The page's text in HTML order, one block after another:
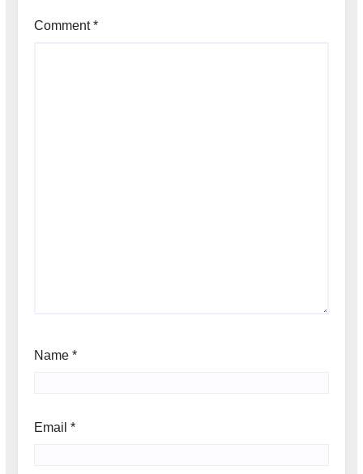
Comment*
Name *
Email *